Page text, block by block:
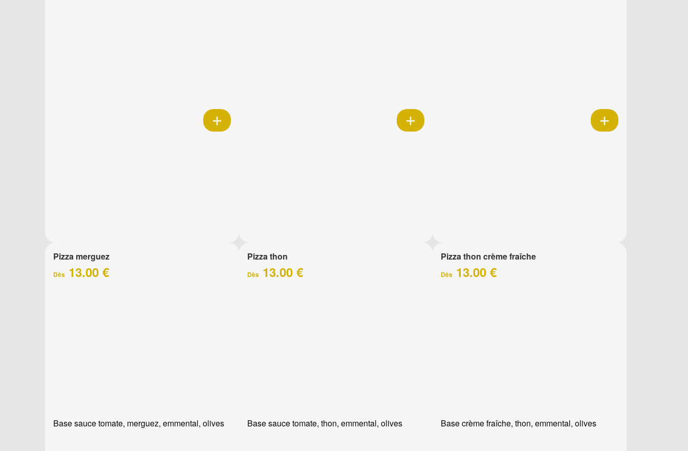
Pizza merguez
Dès 13.00 €
Base sauce tomate, merguez, emmental, olives
Pizza thon
Dès13.00 €
Base sauce tomate, thon, emmental, olives
Pizza thon crème fraîche
Dès 13.00 €
Base crème fraîche, thon, emmental, olives